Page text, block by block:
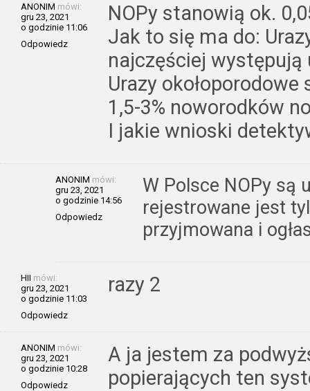
ANONIM mówi:
gru 23, 2021
o godzinie 11:06
Odpowiedz
NOPy stanowią ok.
Jak to się ma do:
najczęściej występują
Urazy
1,5-3% noworodków
I jakie wnioski
ANONIM mówi:
gru 23, 2021
o godzinie 14:56
Odpowiedz
W Polsce NOPy są
rejestrowane jest
przyjmowana i
HII mówi:
gru 23, 2021
o godzinie 11:03
Odpowiedz
razy 2
ANONIM mówi:
gru 23, 2021
o godzinie 10:28
Odpowiedz
A ja jestem za
popierających ten